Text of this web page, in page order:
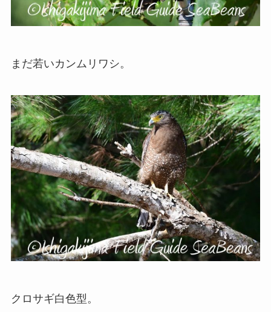
まだ若いカンムリワシ。
クロサギ白色型。